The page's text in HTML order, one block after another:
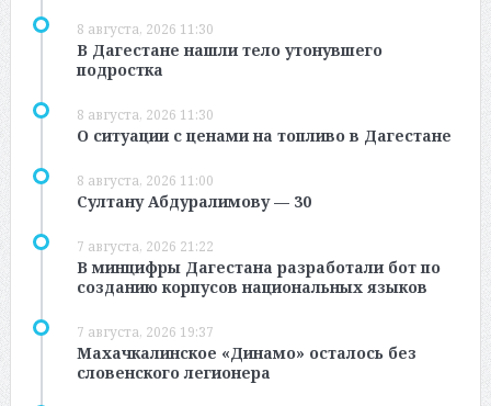
8 августа, 2026 11:30
В Дагестане нашли тело утонувшего
подростка
8 августа, 2026 11:30
О ситуации с ценами на топливо в Дагестане
8 августа, 2026 11:00
Султану Абдуралимову — 30
7 августа, 2026 21:22
В минцифры Дагестана разработали бот по
созданию корпусов национальных языков
7 августа, 2026 19:37
Махачкалинское «Динамо» осталось без
словенского легионера